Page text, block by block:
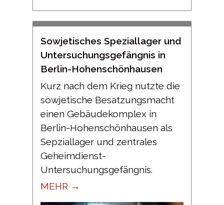
Sowjetisches Speziallager und
Untersuchungsgefängnis in
Berlin-Hohenschönhausen
Kurz nach dem Krieg nutzte die
sowjetische Besatzungsmacht
einen Gebäudekomplex in
Berlin-Hohenschönhausen als
Sepziallager und zentrales
Geheimdienst-
Untersuchungsgefängnis.
MEHR →